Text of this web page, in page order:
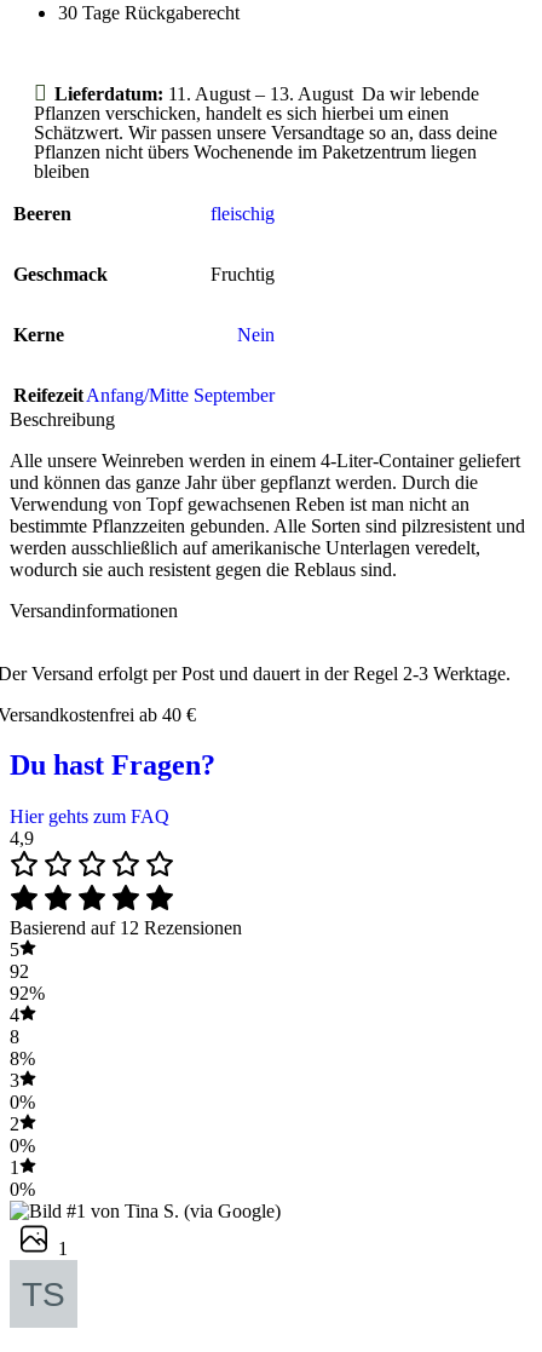
30 Tage Rückgaberecht
Lieferdatum: 11. August – 13. August Da wir lebende
Pflanzen verschicken, handelt es sich hierbei um einen
Schätzwert. Wir passen unsere Versandtage so an, dass deine
Pflanzen nicht übers Wochenende im Paketzentrum liegen
bleiben
Beeren fleischig
Geschmack Fruchtig
Kerne Nein
ReifezeitAnfang/Mitte September
Beschreibung
Alle unsere Weinreben werden in einem 4-Liter-Container geliefert
und können das ganze Jahr über gepflanzt werden. Durch die
Verwendung von Topf gewachsenen Reben ist man nicht an
bestimmte Pflanzzeiten gebunden. Alle Sorten sind pilzresistent und
werden ausschließlich auf amerikanische Unterlagen veredelt,
wodurch sie auch resistent gegen die Reblaus sind.
Versandinformationen
Versand erfolgt per Post und dauert in der Regel 2-3 Werktage.
ab 40 €
Du hast Fragen?
Hier gehts zum FAQ
4,9
Basierend auf 12 Rezensionen
5
92
92%
4
8
8%
3
0%
2
0%
1
0%
1